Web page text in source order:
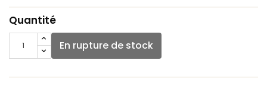
Quantité
En rupture de stock